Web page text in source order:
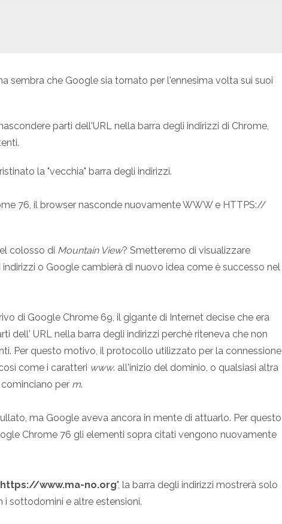
sembra che Google sia tornato per l'ennesima volta sui suoi
parti dell'URL nella barra degli indirizzi di Chrome,
la "vecchia" barra degli indirizzi.
76, il browser nasconde nuovamente WWW e HTTPS://
colosso di Mountain View? Smetteremo di visualizzare
o Google cambierà di nuovo idea come è successo nel
di Google Chrome 69, il gigante di Internet decise che era
dell' URL nella barra degli indirizzi perchè riteneva che non
Per questo motivo, il protocollo utilizzato per la connessione
come i caratteri www. all'inizio del dominio, o qualsiasi altra
per m.
ma Google aveva ancora in mente di attuarlo. Per questo
Chrome 76 gli elementi sopra citati vengono nuovamente
https://www.ma-no.org", la barra degli indirizzi mostrerà solo
i sottodomini e altre estensioni.